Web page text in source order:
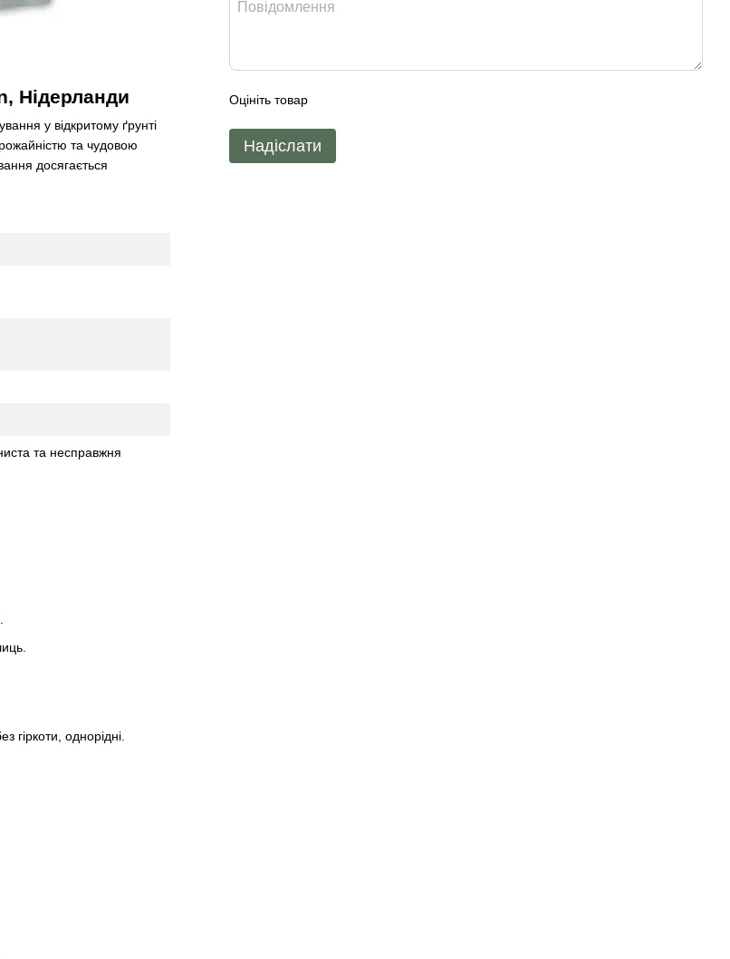
Нідерланди
у відкритому ґрунті
та чудовою
досягається
та несправжня
однорідні.
Оцініть товар
Надіслати